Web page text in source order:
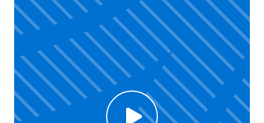
Click to enable Youtube cookies and see content